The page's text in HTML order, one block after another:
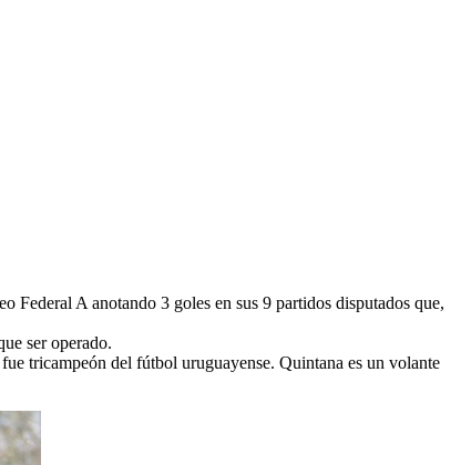
A anotando 3 goles en sus 9 partidos disputados que,
ser operado.
tricampeón del fútbol uruguayense. Quintana es un volante